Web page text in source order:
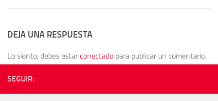
DEJA UNA RESPUESTA
Lo siento, debes estarconectado para publicar un comentario.
SEGUIR: